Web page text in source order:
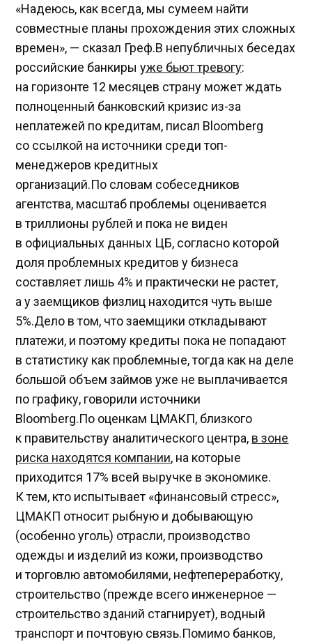
«Надеюсь, как всегда, мы сумеем найти
совместные планы прохождения этих сложных
времен», — сказал Греф.В непубличных беседах
российские банкирыуже бьют тревогу:
на горизонте 12 месяцев страну может ждать
полноценный банковский кризис из-за
неплатежей по кредитам, писал Bloomberg
со ссылкой на источники среди топ-
менеджеров кредитных
организаций.По словам собеседников
агентства, масштаб проблемы оценивается
в триллионы рублей и пока не виден
в официальных данных ЦБ, согласно которой
доля проблемных кредитов у бизнеса
составляет лишь 4% и практически не растет,
а у заемщиков физлиц находится чуть выше
5%.Дело в том, что заемщики откладывают
платежи, и поэтому кредиты пока не попадают
в статистику как проблемные, тогда как на деле
большой объем займов уже не выплачивается
по графику, говорили источники
Bloomberg.По оценкам ЦМАКП, близкого
к правительству аналитического центра, в зоне
риска находятся компании, на которые
приходится 17% всей выручке в экономике.
К тем, кто испытывает «финансовый стресс»,
ЦМАКП относит рыбную и добывающую
(особенно уголь) отрасли, производство
одежды и изделий из кожи, производство
и торговлю автомобилями, нефтепереработку,
строительство (прежде всего инженерное —
строительство зданий стагнирует), водный
транспорт и почтовую связь.Помимо банков,